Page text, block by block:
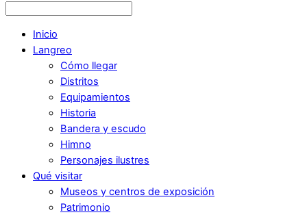
Inicio
Langreo
Cómo llegar
Distritos
Equipamientos
Historia
Bandera y escudo
Himno
Personajes ilustres
Qué visitar
Museos y centros de exposición
Patrimonio